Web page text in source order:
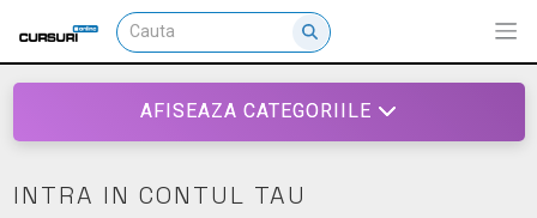
AFISEAZA CATEGORIILE
INTRA IN CONTUL TAU